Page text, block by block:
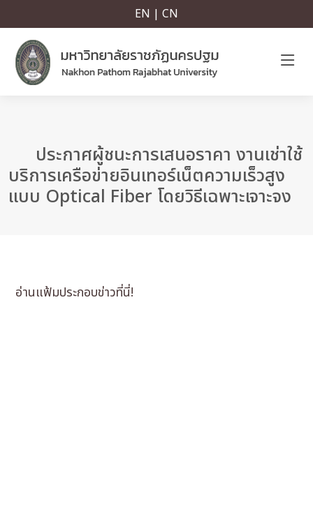
EN | CN
ประกาศผู้ชนะการเสนอราคา งานเช่าใช้
บริการเครือข่ายอินเทอร์เน็ตความเร็วสูง
แบบ Optical Fiber โดยวิธีเฉพาะเจาะจง
อ่านแฟ้มประกอบข่าวที่นี่!